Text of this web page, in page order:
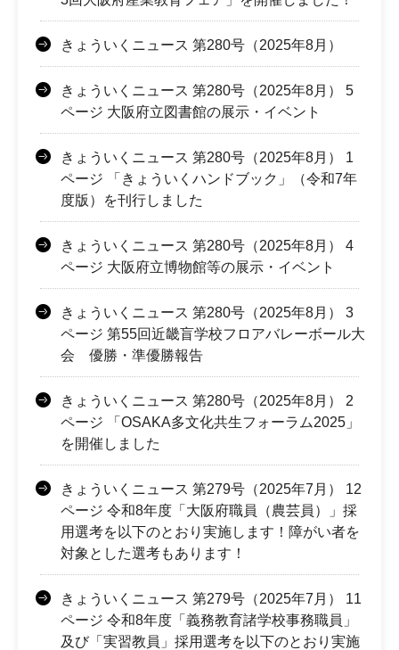
きょういくニュース 第280号（2025年8月）
きょういくニュース 第280号（2025年8月） 5
ページ 大阪府立図書館の展示・イベント
きょういくニュース 第280号（2025年8月） 1
ページ 「きょういくハンドブック」（令和7年
度版）を刊行しました
きょういくニュース 第280号（2025年8月） 4
ページ 大阪府立博物館等の展示・イベント
きょういくニュース 第280号（2025年8月） 3
ページ 第55回近畿盲学校フロアバレーボール大
会 優勝・準優勝報告
きょういくニュース 第280号（2025年8月） 2
ページ 「OSAKA多文化共生フォーラム2025」
を開催しました
きょういくニュース 第279号（2025年7月） 12
ページ 令和8年度「大阪府職員（農芸員）」採
用選考を以下のとおり実施します！障がい者を
対象とした選考もあります！
きょういくニュース 第279号（2025年7月） 11
ページ 令和8年度「義務教育諸学校事務職員」
及び「実習教員」採用選考を以下のとおり実施